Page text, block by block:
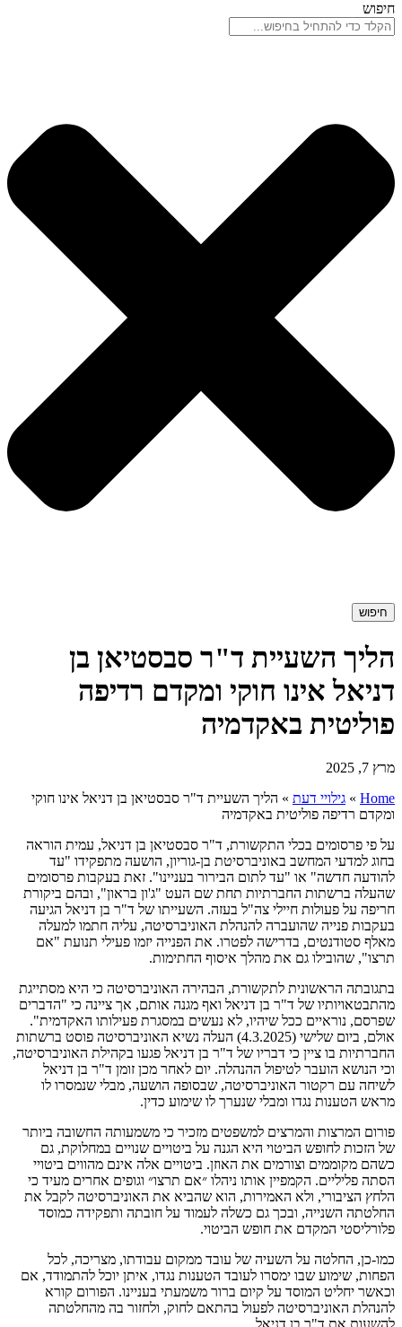
חיפוש
חיפוש
הליך השעיית ד"ר סבסטיאן בן
דניאל אינו חוקי ומקדם רדיפה
פוליטית באקדמיה
מרץ 7, 2025
Home
» גילויי דעת » הליך השעיית ד"ר סבסטיאן בן דניאל אינו חוקי
ומקדם רדיפה פוליטית באקדמיה
על פי פרסומים בכלי התקשורת, ד"ר סבסטיאן בן דניאל, עמית הוראה
בחוג למדעי המחשב באוניברסיטת בן-גוריון, הושעה מתפקידו "עד
להודעה חדשה" או "עד לתום הבירור בעניינו". זאת בעקבות פרסומים
שהעלה ברשתות החברתיות תחת שם העט "ג'ון בראון", ובהם ביקורת
חריפה על פעולות חיילי צה"ל בעזה. השעייתו של ד"ר בן דניאל הגיעה
בעקבות פנייה שהועברה להנהלת האוניברסיטה, עליה חתמו למעלה
מאלף סטודנטים, בדרישה לפטרו. את הפנייה יזמו פעילי תנועת "אם
תרצו", שהובילו גם את מהלך איסוף החתימות.
בתגובתה הראשונית לתקשורת, הבהירה האוניברסיטה כי היא מסתייגת
מהתבטאויותיו של ד"ר בן דניאל ואף מגנה אותם, אך ציינה כי "הדברים
שפרסם, נוראיים ככל שיהיו, לא נעשים במסגרת פעילותו האקדמית".
אולם, ביום שלישי (4.3.2025) העלה נשיא האוניברסיטה פוסט ברשתות
החברתיות בו ציין כי דבריו של ד"ר בן דניאל פגעו בקהילת האוניברסיטה,
וכי הנושא הועבר לטיפול ההנהלה. יום לאחר מכן זומן ד"ר בן דניאל
לשיחה עם רקטור האוניברסיטה, שבסופה הושעה, מבלי שנמסרו לו
מראש הטענות נגדו ומבלי שנערך לו שימוע כדין.
פורום המרצות והמרצים למשפטים מזכיר כי משמעותה החשובה ביותר
של הזכות לחופש הביטוי היא הגנה על ביטויים שנויים במחלוקת, גם
כשהם מקוממים וצורמים את האוזן. ביטויים אלה אינם מהווים ביטויי
הסתה פליליים. הקמפיין אותו ניהלו ״אם תרצו״ וגופים אחרים מעיד כי
הלחץ הציבורי, ולא האמירות, הוא שהביא את האוניברסיטה לקבל את
החלטתה השנייה, ובכך גם כשלה לעמוד על חובתה ותפקידה כמוסד
פלורליסטי המקדם את חופש הביטוי.
כמו-כן, החלטה על השעיה של עובד ממקום עבודתו, מצריכה, לכל
הפחות, שימוע שבו ימסרו לעובד הטענות נגדו, איתן יוכל להתמודד, אם
וכאשר יחליט המוסד על קיום ברור משמעתי בעניינו. הפורום קורא
להנהלת האוניברסיטה לפעול בהתאם לחוק, ולחזור בה מהחלטתה